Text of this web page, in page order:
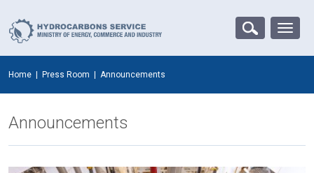
Home Press Room Announcements
Announcements